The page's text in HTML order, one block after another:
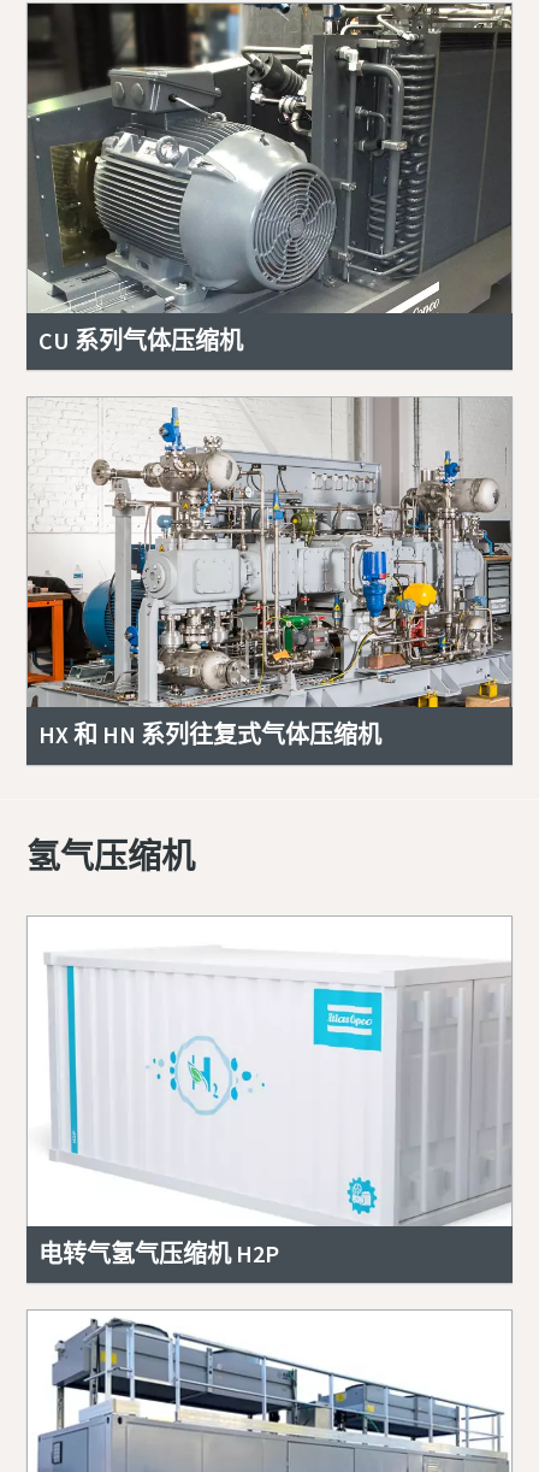
CU 系列气体压缩机
HX 和 HN 系列往复式气体压缩机
氢气压缩机
电转气氢气压缩机 H2P